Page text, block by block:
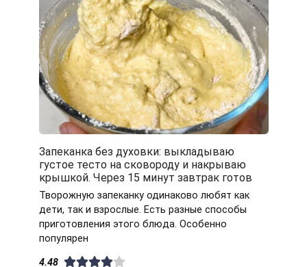
Запеканка без духовки: выкладываю
густое тесто на сковороду и накрываю
крышкой. Через 15 минут завтрак готов
Творожную запеканку одинаково любят как
дети, так и взрослые. Есть разные способы
приготовления этого блюда. Особенно
популярен
4.48